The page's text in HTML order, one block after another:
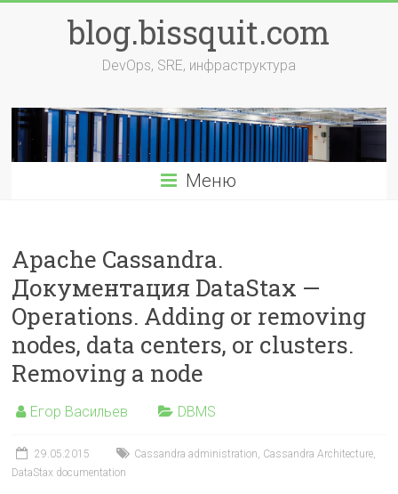
содержимомуblog.bissquit.com
DevOps, SRE, инфраструктура
Меню
Apache Cassandra.
Документация DataStax —
Operations. Adding or removing
nodes, data centers, or clusters.
Removing a node
Егор Васильев DBMS
29.05.2015 Cassandra administration, Cassandra Architecture,
DataStax documentation